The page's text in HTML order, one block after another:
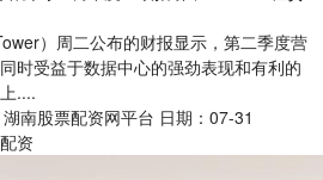
）周二公布的财报显示，第二季度营
时受益于数据中心的强劲表现和有利的
....
南股票配资网平台 日期：07-31
资